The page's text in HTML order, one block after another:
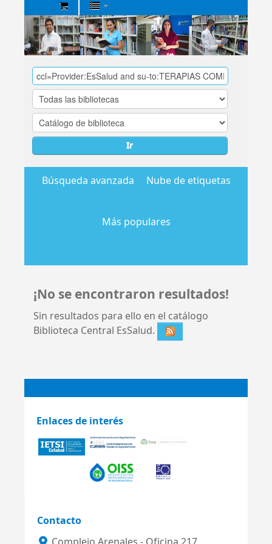
Biblioteca
Central
EsSalud
Ir
Búsqueda avanzada Nube de etiquetas
Más populares
¡No se encontraron resultados!
Sin resultados para ello en el catálogo
Biblioteca Central EsSalud.
Enlaces de interés
Contacto